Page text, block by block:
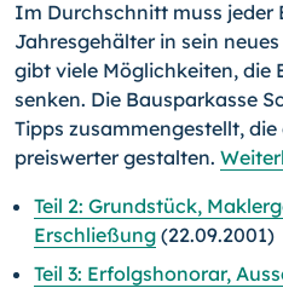
Im Durchschnitt muss jeder
Jahresgehälter in sein
gibt viele Möglichkeiten, die
senken. Die Bausparkasse
Tipps zusammengestellt,
preiswerter gestalten.
Teil 2: Grundstück,
Erschließung (22.09.2001)
Teil 3: Erfolgshonorar,